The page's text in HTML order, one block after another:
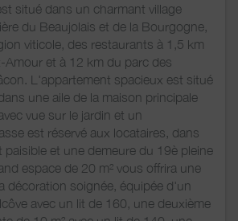
situé dans un charmant village
du Beaujolais et de la Bourgogne,
viticole, des restaurants à 1,5 km
Amour et à 12 km du parc des
L'appartement spacieux est situé
une aile de la maison principale
vue sur le jardin et un
est réservé aux locataires, dans
paisible et une demeure du 19è pleine
espace de 20 m² vous offrira une
décoration soignée, équipée d'un
avec un lit de 160, une deuxième